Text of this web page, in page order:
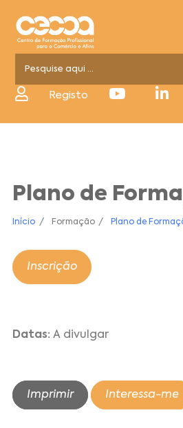
Registo
Plano de
Início Formação Plano de
Inscrição
Datas:A divulgar
Imprimir Interessa-me